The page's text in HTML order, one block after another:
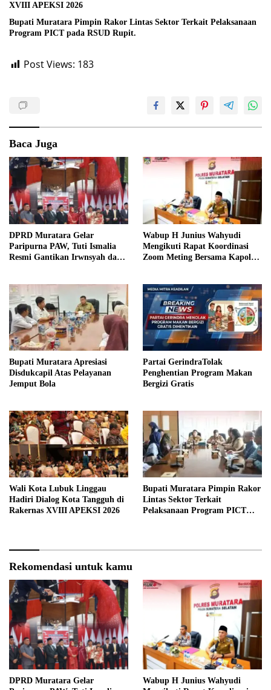
XVIII APEKSI 2026
Bupati Muratara Pimpin Rakor Lintas Sektor Terkait Pelaksanaan
Program PICT pada RSUD Rupit.
Post Views: 183
Baca Juga
DPRD Muratara Gelar
Paripurna PAW, Tuti Ismalia
Resmi Gantikan Irwnsyah dari
Wabup H Junius Wahyudi
Mengikuti Rapat Koordinasi
Zoom Meting Bersama Kapolres
Bupati Muratara Apresiasi
Disdukcapil Atas Pelayanan
Jemput Bola
Partai GerindraTolak
Penghentian Program Makan
Bergizi Gratis
Wali Kota Lubuk Linggau
Hadiri Dialog Kota Tangguh di
Rakernas XVIII APEKSI 2026
Bupati Muratara Pimpin Rakor
Lintas Sektor Terkait
Pelaksanaan Program PICT
Rekomendasi untuk kamu
DPRD Muratara Gelar
Wabup H Junius Wahyudi